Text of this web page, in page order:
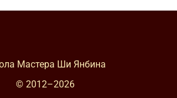
Мастера Ши Янбина
© 2012–2026